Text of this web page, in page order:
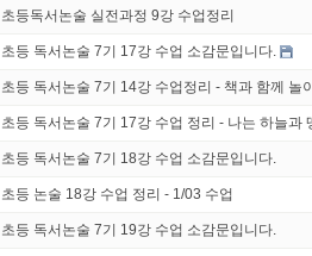
초등독서논술 실전과정 9강 수업정리
초등 독서논술 7기 17강 수업 소감문입니다.
초등 독서논술 7기 14강 수업정리 - 책과 함께 놀
초등 독서논술 7기 17강 수업 정리 - 나는 하늘과
초등 독서논술 7기 18강 수업 소감문입니다.
초등 논술 18강 수업 정리 - 1/03 수업
초등 독서논술 7기 19강 수업 소감문입니다.